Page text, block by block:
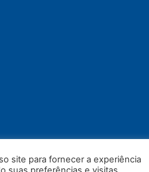
Direitos Reservados.
site para fornecer a experiência